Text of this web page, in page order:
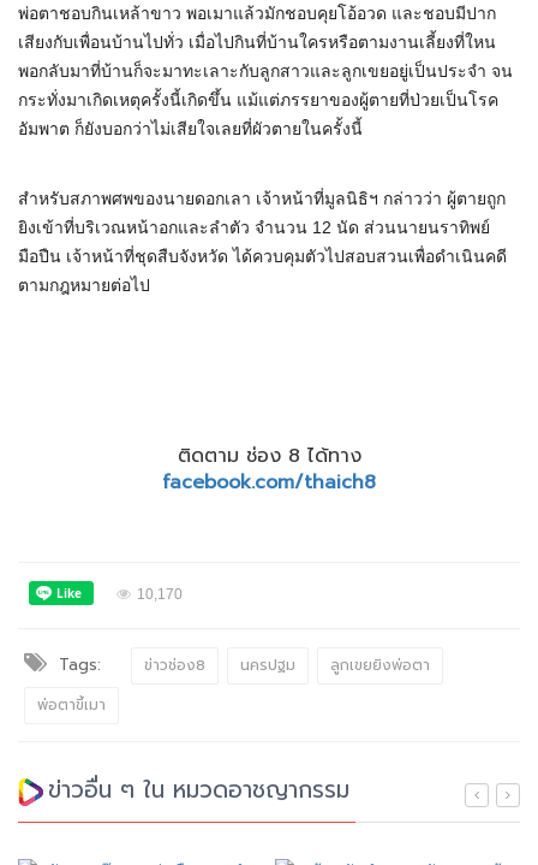
พ่อตาชอบกินเหล้าขาว พอเมาแล้วมักชอบคุยโอ้อวด และชอบมีปาก
เสียงกับเพื่อนบ้านไปทั่ว เมื่อไปกินที่บ้านใครหรือตามงานเลี้ยงที่ใหน
พอกลับมาที่บ้านก็จะมาทะเลาะกับลูกสาวและลูกเขยอยู่เป็นประจำ จน
กระทั่งมาเกิดเหตุครั้งนี้เกิดขึ้น แม้แต่ภรรยาของผู้ตายที่ป่วยเป็นโรค
อัมพาต ก็ยังบอกว่าไม่เสียใจเลยที่ผัวตายในครั้งนี้
สำหรับสภาพศพของนายดอกเลา เจ้าหน้าที่มูลนิธิฯ กล่าวว่า ผู้ตายถูก
ยิงเข้าที่บริเวณหน้าอกและลำตัว จำนวน 12 นัด ส่วนนายนราทิพย์
มือปืน เจ้าหน้าที่ชุดสืบจังหวัด ได้ควบคุมตัวไปสอบสวนเพื่อดำเนินคดี
ตามกฎหมายต่อไป
ติดตาม ช่อง 8 ได้ทาง
facebook.com/thaich8
10,170
Tags: ข่าวช่อง8 นครปฐม
ลูกเขยยิงพ่อตา
พ่อตาขี้เมา
ข่าวอื่น ๆ ใน หมวดอาชญากรรม